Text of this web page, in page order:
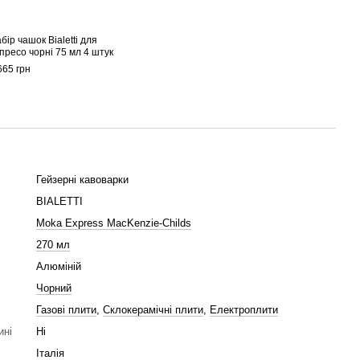
чашок Bialetti для
чорні 75 мл 4 штук
грн
Гейзерні кавоварки
BIALETTI
Moka Express MacKenzie-Childs
270 мл
Алюміній
Чорний
Газові плити, Склокерамічні плити, Електроплити
Ні
Італія